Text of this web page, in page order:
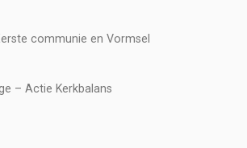
communie en Vormsel
– Actie Kerkbalans